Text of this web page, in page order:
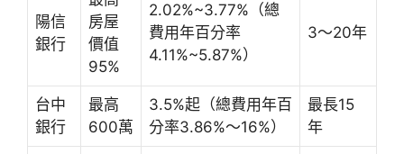
陽信
銀行
房屋
價值
95%
2.02%~3.77%（總
費用年百分率
4.11%~5.87%）
3～20年
台中
銀行
最高
600萬
3.5%起（總費用年百
分率3.86%～16%）
最長15
年